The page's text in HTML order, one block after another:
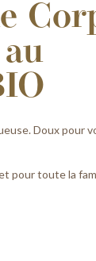
Doux pour
pour toute la